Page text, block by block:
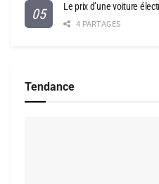
Le prix d’une voiture
4 PARTAGES
Tendance